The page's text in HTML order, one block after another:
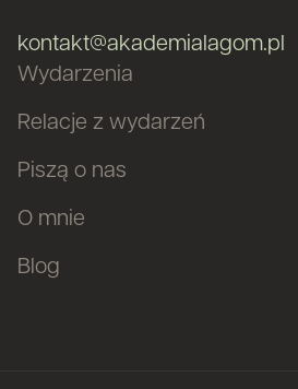
kontakt@akademialagom.pl
Wydarzenia
Relacje z wydarzeń
Piszą o nas
O mnie
Blog